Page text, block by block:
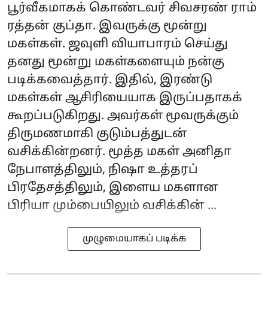
பூர்வீகமாகக் கொண்டவர் சிவசரண் ராம்
ரத்தன் குப்தா. இவருக்கு மூன்று
மகள்கள். ஜவுளி வியாபாரம் செய்து
தனது மூன்று மகள்களையும் நன்கு
படிக்கவைத்தார். இதில், இரண்டு
மகள்கள் ஆசிரியையாக இருப்பதாகக்
கூறப்படுகிறது. அவர்கள் மூவருக்கும்
திருமணமாகி குடும்பத்துடன்
வசிக்கின்றனர். மூத்த மகள் அனிதா
நேபாளத்திலும், நிஷா உத்தரப்
பிரதேசத்திலும், இளைய மகளான
பிரியா மும்பையிலும் வசிக்கின் ...
முழுமையாகப் படிக்க